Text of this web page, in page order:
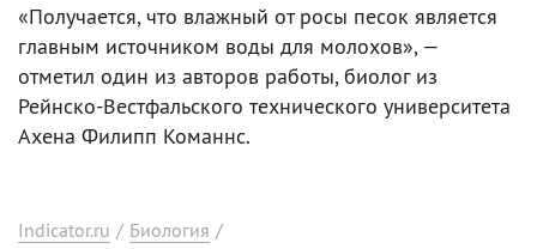
«Получается, что влажный от росы песок является
главным источником воды для молохов», —
отметил один из авторов работы, биолог из
Рейнско-Вестфальского технического университета
Ахена Филипп Команнс.
Indicator.ru / Биология /